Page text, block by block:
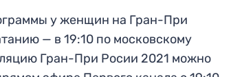
у женщин на Гран-При
— в 19:10 по московскому
Гран-При Росии 2021 можно